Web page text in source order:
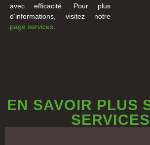
avec efficacité. Pour plus
d’informations, visitez notre
page services
EN SAVOIR PLUS
SERVICES